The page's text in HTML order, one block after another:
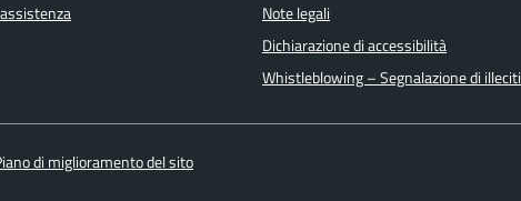
Note legali
Dichiarazione di accessibilità
Whistleblowing – Segnalazione di illeciti
di miglioramento del sito